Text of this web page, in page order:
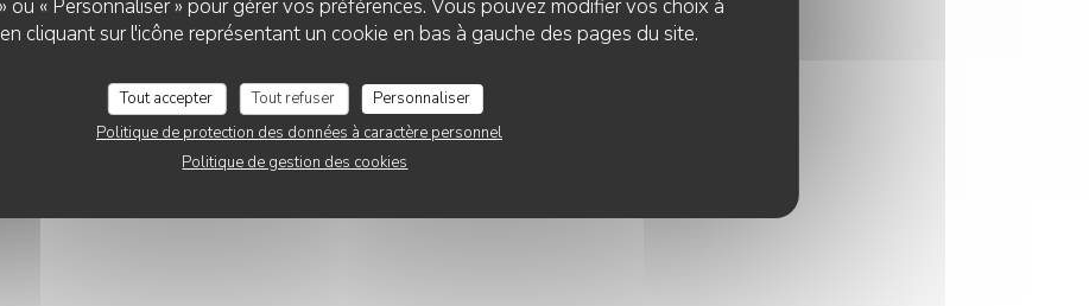
ou « Personnaliser » pour gérer vos préférences. Vous pouvez modifier vos choix à
cliquant sur l'icône représentant un cookie en bas à gauche des pages du site.
Tout accepter Tout refuser
Personnaliser
Politique de protection des données à caractère personnel
Politique de gestion des cookies
Guru LES DOUX SECRETS D'HÉLÈNE